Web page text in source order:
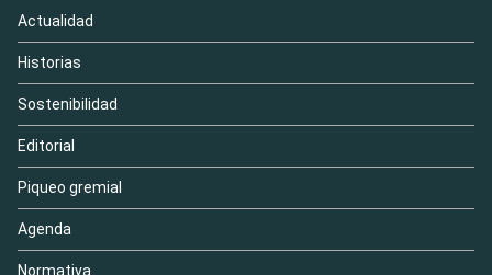
Actualidad
Historias
Sostenibilidad
Editorial
Piqueo gremial
Agenda
Normativa